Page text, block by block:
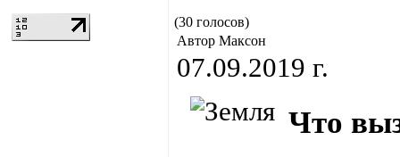
(30 голосов)
Автор Максон
07.09.2019 г.
Что